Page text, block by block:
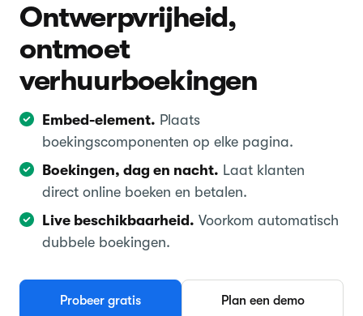
Ontwerpvrijheid,
ontmoet
verhuurboekingen
Embed-element. Plaats
boekingscomponenten op elke pagina.
Boekingen, dag en nacht. Laat klanten
direct online boeken en betalen.
Live beschikbaarheid. Voorkom automatisch
dubbele boekingen.
Probeer gratis Plan een demo